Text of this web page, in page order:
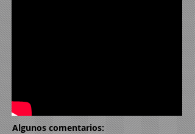
Algunos comentarios: